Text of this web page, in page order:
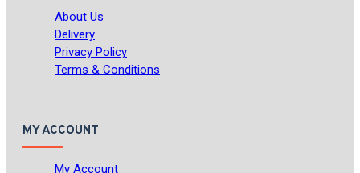
About Us
Delivery
Privacy Policy
Terms & Conditions
MY ACCOUNT
My Account